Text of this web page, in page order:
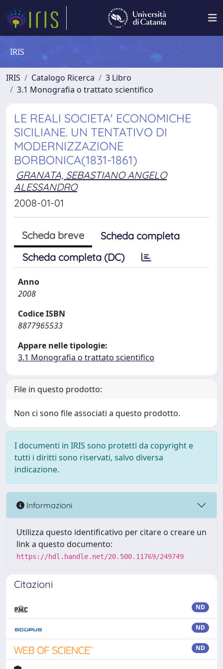
IRIS
IRIS Catalogo Ricerca
3 Libro
3.1 Monografia o trattato scientifico
LE REALI SOCIETA' ECONOMICHE
SICILIANE. UN TENTATIVO DI
MODERNIZZAZIONE
BORBONICA(1831-1861)
GRANATA, SEBASTIANO ANGELO
ALESSANDRO
2008-01-01
Scheda breve
Scheda completa
Scheda completa (DC)
Anno
2008
Codice ISBN
8877965533
Appare nelle tipologie:
3.1 Monografia o trattato scientifico
File in questo prodotto:
Non ci sono file associati a questo prodotto.
I documenti in IRIS sono protetti da copyright e
tutti i diritti sono riservati, salvo diversa
indicazione.
Informazioni
Utilizza questo identificativo per citare o creare un
link a questo documento:
https://hdl.handle.net/20.500.11769/249749
Citazioni
ND
ND
ND